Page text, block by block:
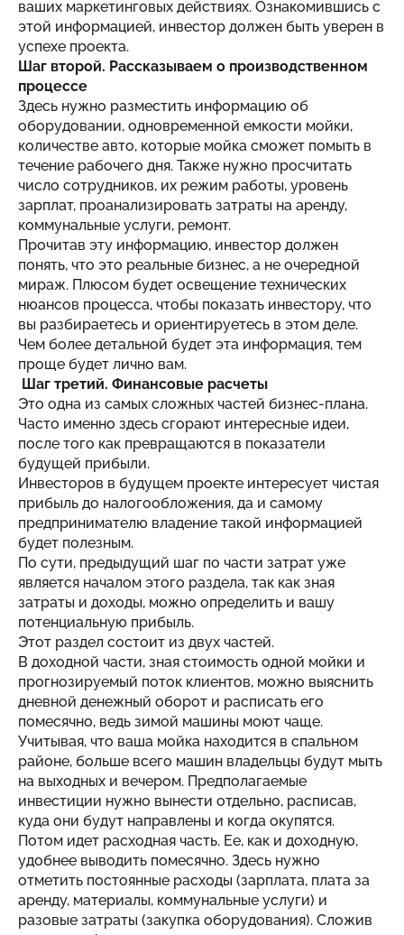
ваших маркетинговых действиях. Ознакомившись с
этой информацией, инвестор должен быть уверен в
успехе проекта.
Шаг второй. Рассказываем о производственном
процессе
Здесь нужно разместить информацию об
оборудовании, одновременной емкости мойки,
количестве авто, которые мойка сможет помыть в
течение рабочего дня. Также нужно просчитать
число сотрудников, их режим работы, уровень
зарплат, проанализировать затраты на аренду,
коммунальные услуги, ремонт.
Прочитав эту информацию, инвестор должен
понять, что это реальные бизнес, а не очередной
мираж. Плюсом будет освещение технических
нюансов процесса, чтобы показать инвестору, что
вы разбираетесь и ориентируетесь в этом деле.
Чем более детальной будет эта информация, тем
проще будет лично вам.
Шаг третий. Финансовые расчеты
Это одна из самых сложных частей бизнес-плана.
Часто именно здесь сгорают интересные идеи,
после того как превращаются в показатели
будущей прибыли.
Инвесторов в будущем проекте интересует чистая
прибыль до налогообложения, да и самому
предпринимателю владение такой информацией
будет полезным.
По сути, предыдущий шаг по части затрат уже
является началом этого раздела, так как зная
затраты и доходы, можно определить и вашу
потенциальную прибыль.
Этот раздел состоит из двух частей.
В доходной части, зная стоимость одной мойки и
прогнозируемый поток клиентов, можно выяснить
дневной денежный оборот и расписать его
помесячно, ведь зимой машины моют чаще.
Учитывая, что ваша мойка находится в спальном
районе, больше всего машин владельцы будут мыть
на выходных и вечером. Предполагаемые
инвестиции нужно вынести отдельно, расписав,
куда они будут направлены и когда окупятся.
Потом идет расходная часть. Ее, как и доходную,
удобнее выводить помесячно. Здесь нужно
отметить постоянные расходы (зарплата, плата за
аренду, материалы, коммунальные услуги) и
разовые затраты (закупка оборудования). Сложив